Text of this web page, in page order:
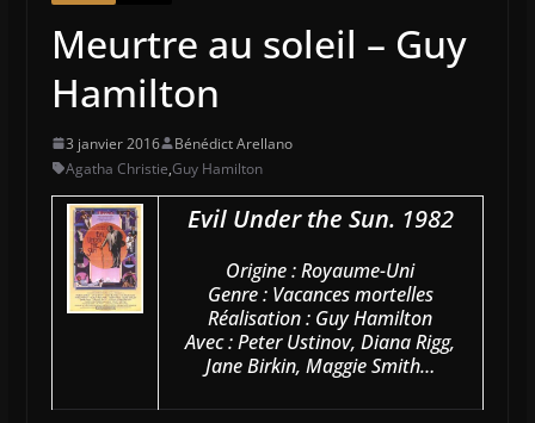
Meurtre au soleil – Guy
Hamilton
3 janvier 2016
Bénédict Arellano
Agatha Christie,Guy Hamilton
Evil Under the Sun. 1982
Origine : Royaume-Uni
Genre : Vacances mortelles
Réalisation : Guy Hamilton
Avec : Peter Ustinov, Diana Rigg,
Jane Birkin, Maggie Smith…